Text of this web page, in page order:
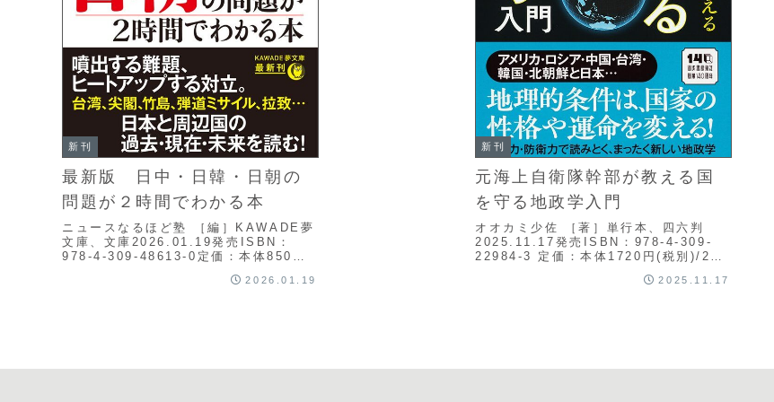
新刊
最新版 日中・日韓・日朝の
問題が２時間でわかる本
ニュースなるほど塾 ［編］KAWADE夢
文庫、文庫2026.01.19発売ISBN：
978-4-309-48613-0定価：本体850円
東アジアの歴史・領土・...
2026.01.19
新刊
元海上自衛隊幹部が教える国
を守る地政学入門
オオカミ少佐 ［著］単行本、四六判
2025.11.17発売ISBN：978-4-309-
22984-3 定価：本体1720円(税別)/208
OBが、地政学の基本原理... 2025.11.17